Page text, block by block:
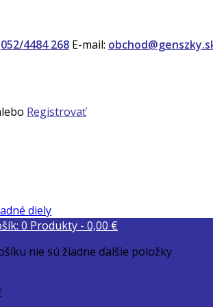
052/4484 268 E-mail:
Registrovať
0 Produkty - 0,00 €
nie sú žiadne ďalšie položky